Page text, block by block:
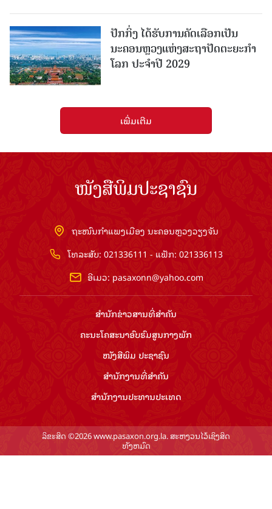
ປັກກິ່ງ ໄດ້ຮັບການຄັດເລືອກເປັນ
ນະຄອນຫຼວງແຫ່ງສະຖາປັດຕະຍະກຳ
ໂລກ ປະຈຳປີ 2029
ເພີ່ມເຕີມ
ໜັງສືພິມປະຊາຊົນ
ຖະໜົນກຳແພງເມືອງ ນະຄອນຫຼວງວຽງຈັນ
ໂທລະສັບ: 021336111 - ແຟັກ: 021336113
ອີເມວ: pasaxonn@yahoo.com
ສຳ​ນັກ​ຂ່າວ​ສານ​ທີ່​ສຳ​ຄັນ​
ຄະນະໂຄສະນາອົບຮົມ​ສູນ​ກາງ​ພັກ
ໜັງສືພິມ ປະ​ຊາ​ຊົນ
ສຳ​ນັກ​ງານ​ທີ່​ສຳ​ຄັນ
ສຳ​ນັກ​ງານ​ປະ​ທານ​ປະ​ເທດ
ລິຂະສິດ ©2026 www.pasaxon.org.la. ສະຫງວນໄວ້ເຊິງສິດ
ທັງຫມົດ